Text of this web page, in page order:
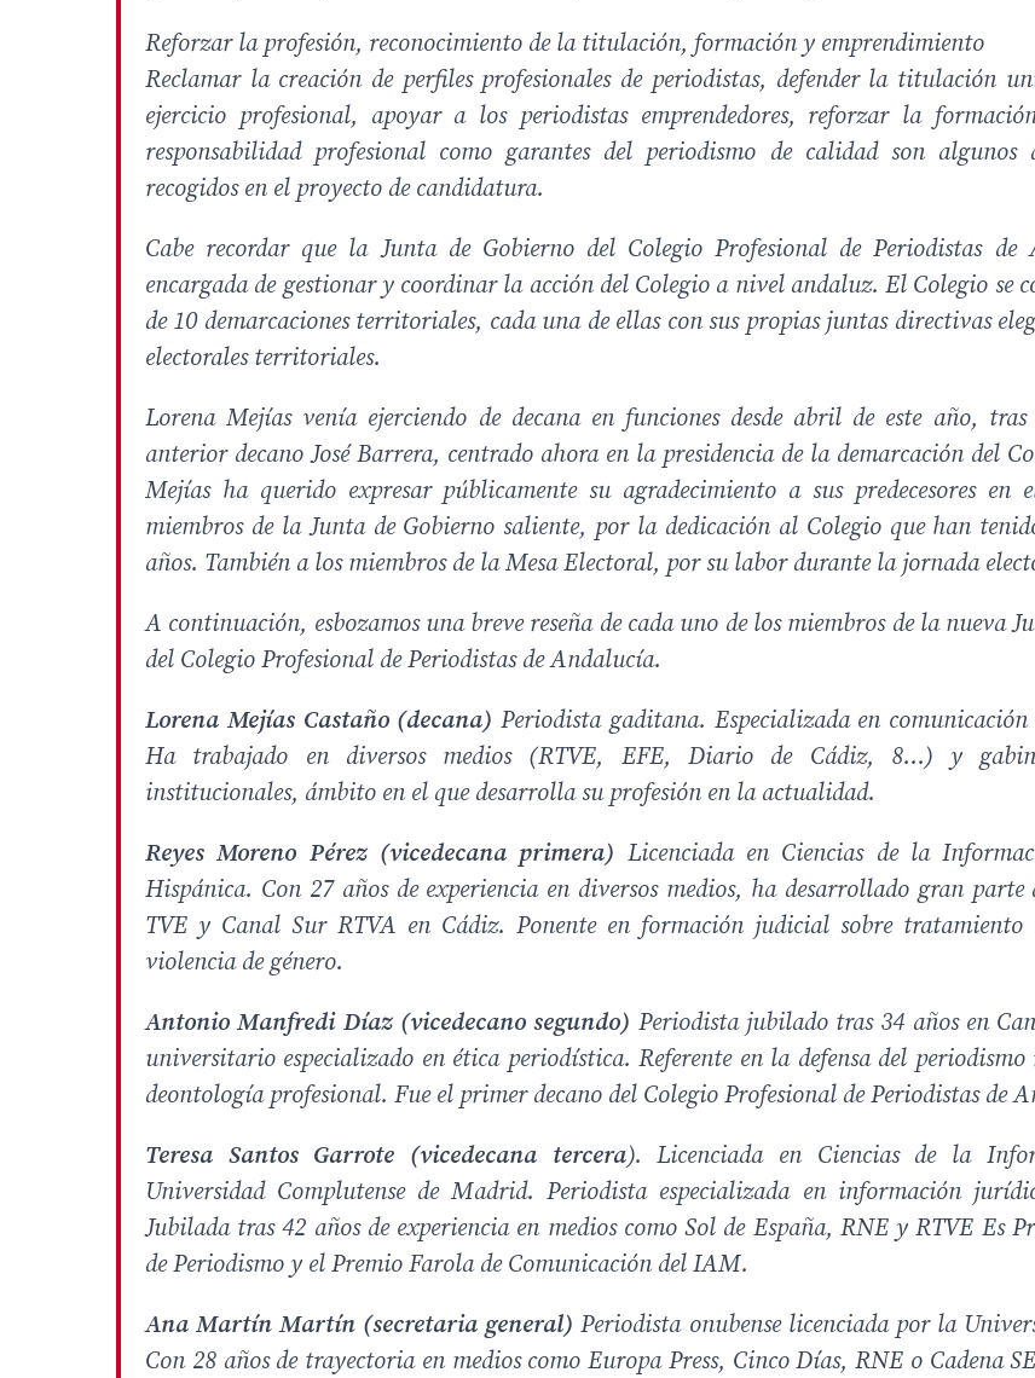
Reforzar la profesión, reconocimiento de la titulación, formación y emprendimiento
Reclamar la creación de perfiles profesionales de periodistas, defender la titulación
ejercicio profesional, apoyar a los periodistas emprendedores, reforzar la
responsabilidad profesional como garantes del periodismo de calidad son algunos
recogidos en el proyecto de candidatura.
Cabe recordar que la Junta de Gobierno del Colegio Profesional de Periodistas de
encargada de gestionar y coordinar la acción del Colegio a nivel andaluz. El Colegio se
de 10 demarcaciones territoriales, cada una de ellas con sus propias juntas directivas
electorales territoriales.
Lorena Mejías venía ejerciendo de decana en funciones desde abril de este año,
anterior decano José Barrera, centrado ahora en la presidencia de la demarcación del
Mejías ha querido expresar públicamente su agradecimiento a sus predecesores
miembros de la Junta de Gobierno saliente, por la dedicación al Colegio que han
años. También a los miembros de la Mesa Electoral, por su labor durante la jornada
A continuación, esbozamos una breve reseña de cada uno de los miembros de la nueva
del Colegio Profesional de Periodistas de Andalucía.
Lorena Mejías Castaño (decana) Periodista gaditana. Especializada en
Ha trabajado en diversos medios (RTVE, EFE, Diario de Cádiz, 8…) y
institucionales, ámbito en el que desarrolla su profesión en la actualidad.
Reyes Moreno Pérez (vicedecana primera) Licenciada en Ciencias de la
Hispánica. Con 27 años de experiencia en diversos medios, ha desarrollado gran parte
TVE y Canal Sur RTVA en Cádiz. Ponente en formación judicial sobre tratamiento
violencia de género.
Antonio Manfredi Díaz (vicedecano segundo) Periodista jubilado tras 34 años en
universitario especializado en ética periodística. Referente en la defensa del periodismo
deontología profesional. Fue el primer decano del Colegio Profesional de Periodistas de
Teresa Santos Garrote (vicedecana tercera). Licenciada en Ciencias de la
Universidad Complutense de Madrid. Periodista especializada en información
Jubilada tras 42 años de experiencia en medios como Sol de España, RNE y RTVE Es
de Periodismo y el Premio Farola de Comunicación del IAM.
Ana Martín Martín (secretaria general)Periodista onubense licenciada por la
Con 28 años de trayectoria en medios como Europa Press, Cinco Días, RNE o Cadena